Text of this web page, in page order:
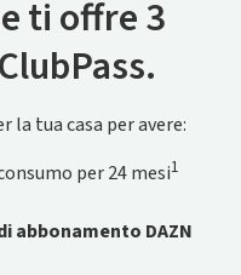
ti offre 3
la tua casa per avere:
per 24 mesi1
abbonamento DAZN
al mese e naviga
l’offerta entro il 26/08
3 Premium
in
voce
in 120 mesi* hai
grandine e
subito! In più prova
i tuoi punti e ottieni